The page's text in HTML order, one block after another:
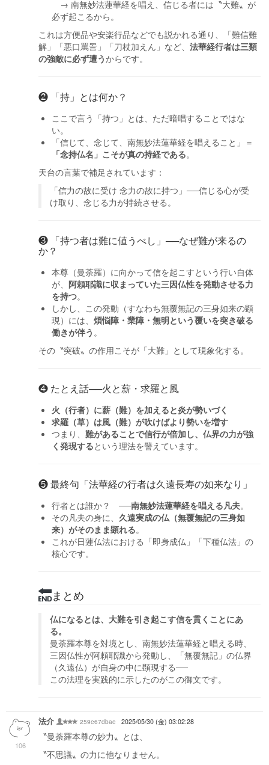
→ 南無妙法蓮華経を唱え、信じる者には〝大難〟が
必ず起こるから。
これは方便品や安楽行品などでも説かれる通り、「難信難
解」「悪口罵詈」「刀杖加えん」など、 法華経行者は三類
の強敵に必ず遭うからです。
❷ 「持」とは何か？
ここで言う「持つ」とは、ただ暗唱することではな
い。
「信じて、念じて、南無妙法蓮華経を唱えること」＝
「念持仏名」こそが真の持経である。
天台の言葉で補足されています：
「信力の故に受け 念力の故に持つ」──信じる心が受
け取り、念じる力が持続させる。
❸ 「持つ者は難に値うべし」──なぜ難が来るの
か？
本尊（曼荼羅）に向かって信を起こすという行い自体
が、阿頼耶識に収まっていた三因仏性を発動させる力
を持つ。
しかし、この発動（すなわち無覆無記の三身如来の顕
現）には、煩悩障・業障・無明という覆いを突き破る
働きが伴う 。
その〝突破〟の作用こそが「大難」として現象化する。
❹ たとえ話──火と薪・求羅と風
火（行者）に薪（難）を加えると炎が勢いづく
求羅（草）は風（難）が吹けばより勢いを増す
つまり、難があることで信行が倍加し、仏界の力が強
く発現するという理法を譬えています。
❺ 最終句「法華経の行者は久遠長寿の如来なり」
行者とは誰か？ ──南無妙法蓮華経を唱える凡夫。
その凡夫の身に、久遠実成の仏（無覆無記の三身如
来）がそのまま顕れる。
これが日蓮仏法における「即身成仏」「下種仏法」の
核心です。
まとめ
仏になるとは、大難を引き起こす信を貫くことにあ
る。
曼荼羅本尊を対境とし、南無妙法蓮華経と唱える時、
三因仏性が阿頼耶識から発動し、「無覆無記」の仏界
（久遠仏）が自身の中に顕現する──
この法理を実践的に示したのがこの御文です。
106
法介 259e67dbae 2025/05/30 (金) 03:02:28
〝曼荼羅本尊の妙力〟とは、
〝不思議〟の力に他なりません。